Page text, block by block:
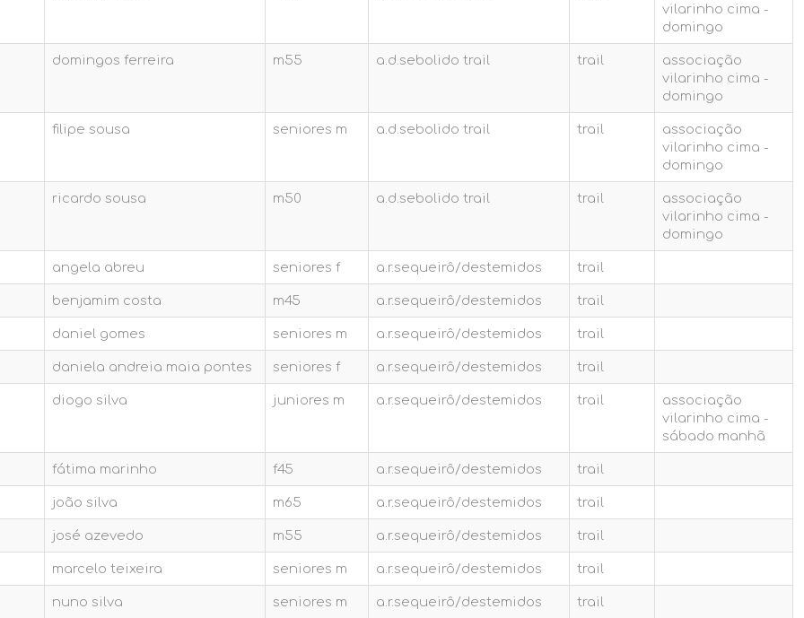
vilarinho cima -
domingo
domingos ferreira m55 a.d.sebolido trail trail
associação
vilarinho cima -
domingo
filipe sousa seniores m a.d.sebolido trail trail
associação
vilarinho cima -
domingo
ricardo sousa m50 a.d.sebolido trail trail
associação
vilarinho cima -
domingo
angela abreu seniores f a.r.sequeirô/destemidos trail
benjamim costa m45 a.r.sequeirô/destemidos trail
daniel gomes seniores m a.r.sequeirô/destemidos trail
daniela andreia maia pontes seniores f a.r.sequeirô/destemidos trail
diogo silva juniores m a.r.sequeirô/destemidos trail
associação
vilarinho cima -
sábado manhã
fátima marinho f45 a.r.sequeirô/destemidos trail
joão silva m65 a.r.sequeirô/destemidos trail
josé azevedo m55 a.r.sequeirô/destemidos trail
marcelo teixeira seniores m a.r.sequeirô/destemidos trail
nuno silva seniores m a.r.sequeirô/destemidos trail